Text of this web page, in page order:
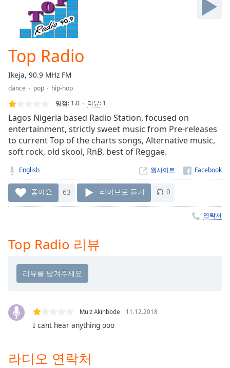
Current
Duration
Loaded :
0.00%
Stream
Type
LIVE
Seek to
live,
currently
behind
liveLIVE
Remaining
Time-
Chapters
Chapters
descriptions
off
,
Subtitles
Top Radio
Ikeja, 90.9 MHz FM
dance pop
hip-hop
평점: 1.0 리뷰: 1
Lagos Nigeria based Radio Station, focused on
entertainment, strictly sweet music from Pre-releases
to current Top of the charts songs, Alternative music,
soft rock, old skool, RnB, best of Reggae.
English 웹사이트
좋아요 63 라이브로 듣기 0
연락처
Top Radio 리뷰
Muiz Akinbode 11.12.2018
I cant hear anything ooo
라디오 연락처